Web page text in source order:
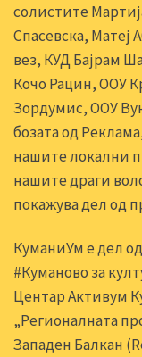
солистите
Спасевска,
вез, КУД Бајрам
Кочо Рацин, ООУ
Зордумис, ООУ
бозата од
нашите локални
нашите драги
покажува дел од
КуманиУм е дел
#Куманово за
Центар Активум
„Регионалната
Западен Балкан